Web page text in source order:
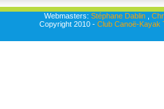
Webmasters: Stéphane Dablin,
Copyright 2010 - Club Canoë-Kayak